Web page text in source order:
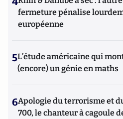
fermeture pénalise
européenne
5L’étude américaine qui
(encore) un génie en maths
6Apologie du terrorisme et
700, le chanteur à cagoule